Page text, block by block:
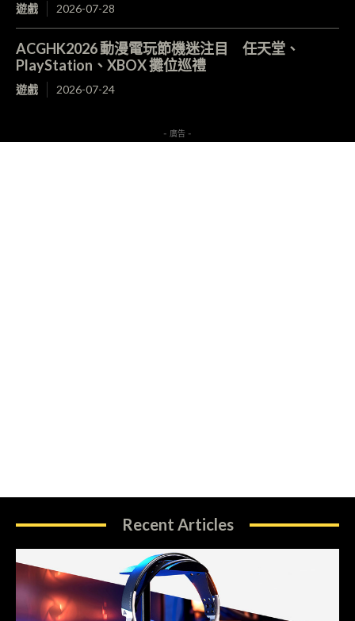
遊戲 2026-07-28
ACGHK2026 動漫電玩節機迷注目 任天堂、
PlayStation、XBOX 攤位巡禮
遊戲 2026-07-24
- 廣告 -
Recent Articles